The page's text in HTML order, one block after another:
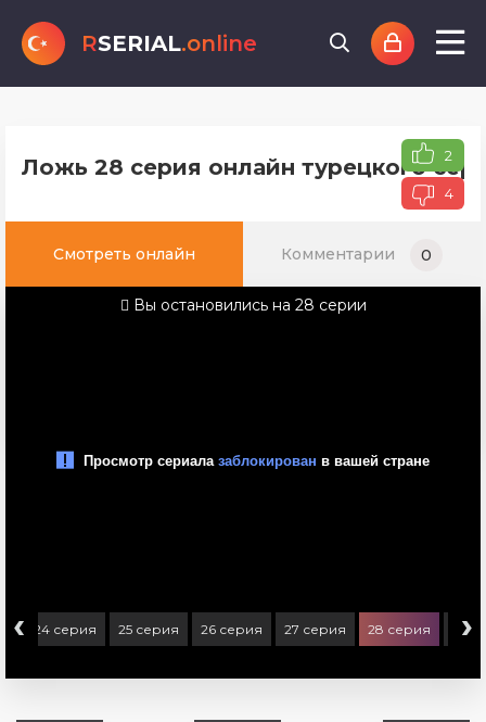
RSERIAL.online
Ложь 28 серия онлайн турецкого 2
4
Смотреть онлайн Комментарии 0
Вы остановились на 28 серии
‹ 24 серия 25 серия 26 серия 27 серия 28 серия 29
›